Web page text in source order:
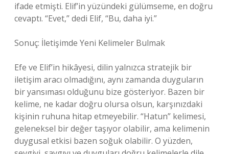
ifade etmişti. Elif’in yüzündeki gülümseme, en doğru
cevaptı. “Evet,” dedi Elif, “Bu, daha iyi.”
Sonuç: İletişimde Yeni Kelimeler Bulmak
Efe ve Elif’in hikâyesi, dilin yalnızca stratejik bir
iletişim aracı olmadığını, aynı zamanda duyguların
bir yansıması olduğunu bize gösteriyor. Bazen bir
kelime, ne kadar doğru olursa olsun, karşınızdaki
kişinin ruhuna hitap etmeyebilir. “Hatun” kelimesi,
geleneksel bir değer taşıyor olabilir, ama kelimenin
duygusal etkisi bazen soğuk olabilir. O yüzden,